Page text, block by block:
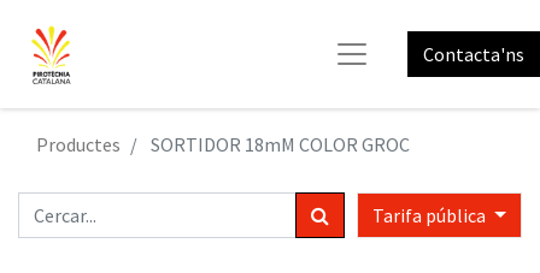
Contacta'ns
Productes SORTIDOR 18mM COLOR GROC
Tarifa pública